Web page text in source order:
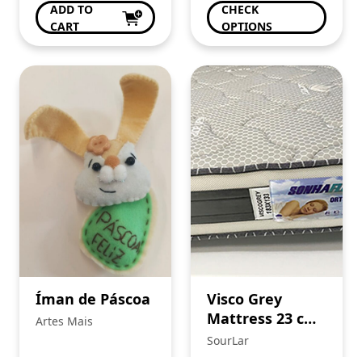
ADD TO
CART
CHECK
OPTIONS
Íman de Páscoa
Artes Mais
Visco Grey
Mattress 23 cm
with
SourLar